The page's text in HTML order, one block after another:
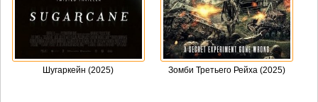
Шугаркейн (2025) Зомби Третьего Рейха (2025)